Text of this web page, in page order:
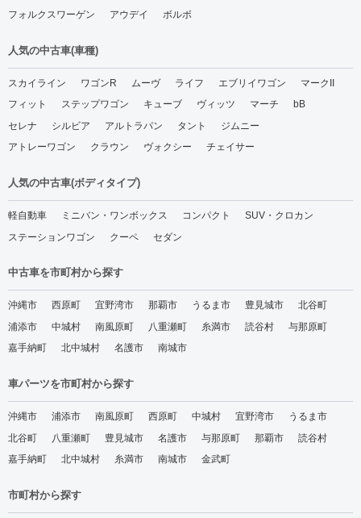
フォルクスワーゲン
アウデイ ボルボ
人気の中古車(車種)
スカイライン ワゴンR ムーヴ ライフ エブリイワゴン
マークII
フィット
ステップワゴン キューブ ヴィッツ マーチ
bB
セレナ
シルビア アルトラパン タント
ジムニー
アトレーワゴン
クラウン ヴォクシー チェイサー
人気の中古車(ボディタイプ)
軽自動車 ミニバン・ワンボックス コンパクト
SUV・クロカン
ステーションワゴン
クーペ セダン
中古車を市町村から探す
沖縄市 西原町 宜野湾市 那覇市 うるま市 豊見城市
北谷町
浦添市
中城村 南風原町 八重瀬町 糸満市 読谷村
与那原町
嘉手納町
北中城村 名護市 南城市
車パーツを市町村から探す
沖縄市 浦添市 南風原町 西原町 中城村 宜野湾市
うるま市
北谷町
八重瀬町 豊見城市 名護市 与那原町 那覇市
読谷村
嘉手納町
北中城村 糸満市 南城市 金武町
市町村から探す